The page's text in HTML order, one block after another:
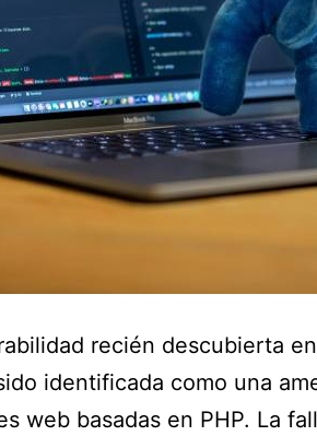
recién descubierta
identificada como una
web basadas en PHP. La